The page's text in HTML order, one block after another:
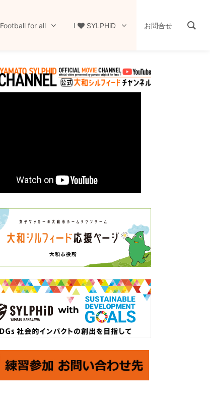
Football for all I SYLPHiD お問合せ